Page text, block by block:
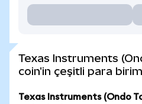
Texas Instruments
coin'in çeşitli para
Texas Instruments (Ondo